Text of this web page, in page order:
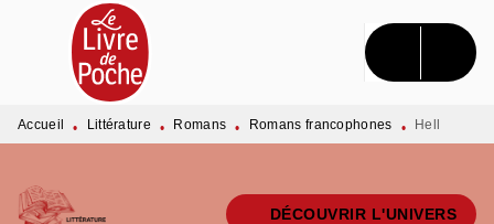
MENU RECHERCHE CONTENU
PIED DE PAGE
Accueil • Littérature • Romans • Romans francophones • Hell
DÉCOUVRIR L'UNIVERS